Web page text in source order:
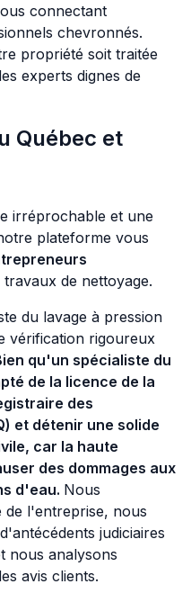
connectant
chevronnés.
propriété soit traitée
experts dignes de
Québec et
irréprochable et une
plateforme vous
de nettoyage.
du lavage à pression
vérification rigoureux
qu'un spécialiste du
de la licence de la
des
et détenir une solide
car la haute
des dommages aux
d'eau. Nous
de l'entreprise, nous
judiciaires
nous analysons
avis clients.